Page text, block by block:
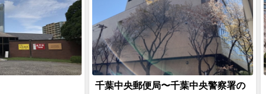
千葉中央郵便局〜千葉中央警察署の